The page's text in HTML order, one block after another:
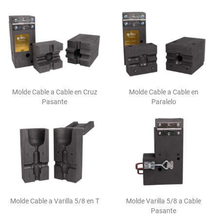
Molde Cable a Cable en Cruz
Pasante
Molde Cable a Cable en
Paralelo
Molde Cable a Varilla 5/8 en T
Molde Varilla 5/8 a Cable
Pasante